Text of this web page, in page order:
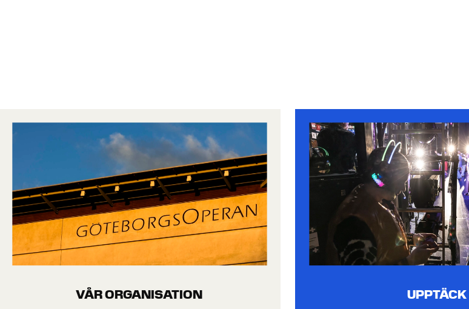
VÅR ORGANISATION UPPTÄCK